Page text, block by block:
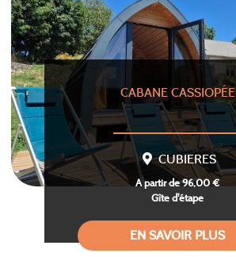
CABANE CASSIOPÉE
CUBIERES
A partir de 96,00 €
Gîte d'étape
EN SAVOIR PLUS